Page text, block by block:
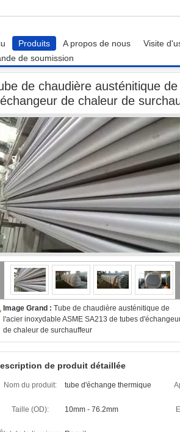
Produits A propos de nous Visite
de soumission
Tube de chaudière austénitique de l'acier
de chaudière austénitique
de chaleur de
Image Grand : Tube de chaudière austénitique de
l'acier inoxydable ASME SA213 de tubes
de chaleur de surchauffeur
de produit détaillée
Nom du produit: tube d'échange thermique
Taille (OD): 10mm - 76.2mm